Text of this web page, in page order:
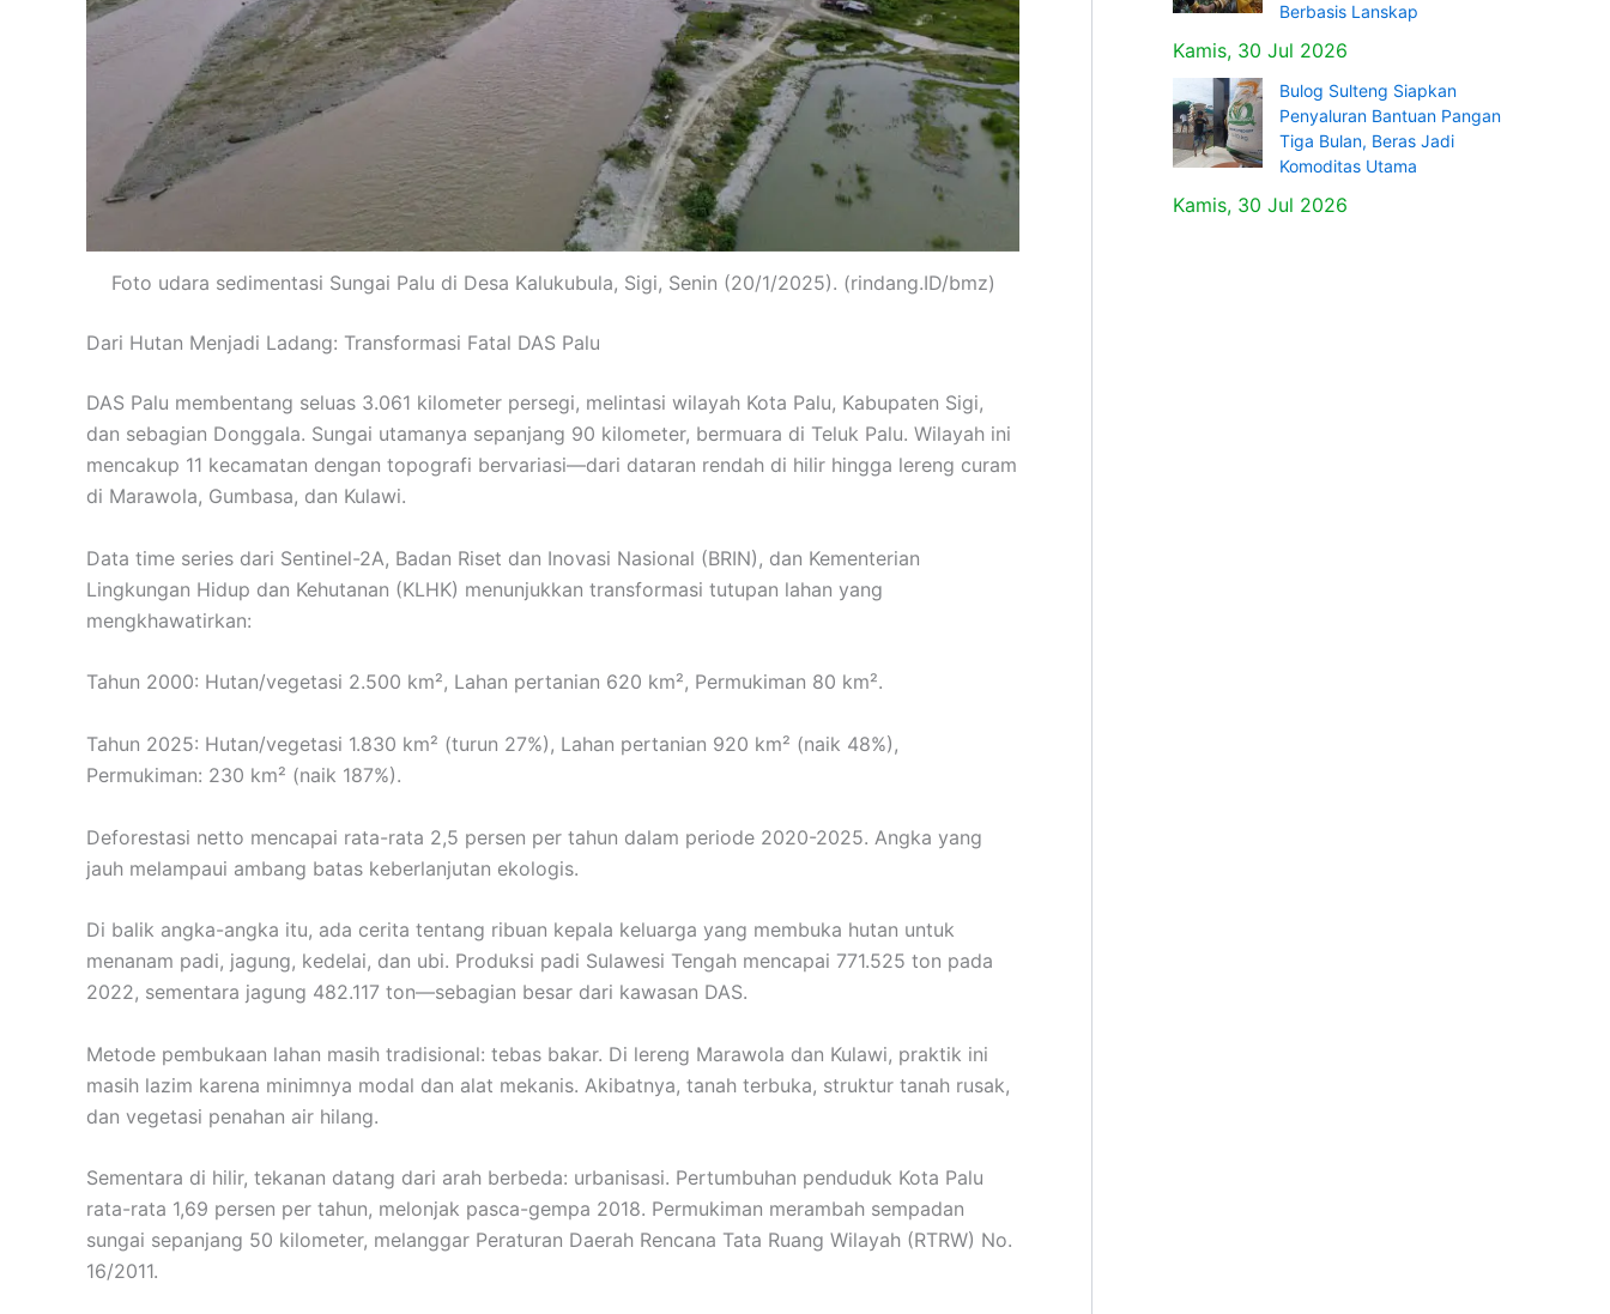
Foto udara sedimentasi Sungai Palu di Desa Kalukubula, Sigi, Senin (20/1/2025). (rindang.ID/bmz)
Dari Hutan Menjadi Ladang: Transformasi Fatal DAS Palu
DAS Palu membentang seluas 3.061 kilometer persegi, melintasi wilayah Kota Palu, Kabupaten Sigi,
dan sebagian Donggala. Sungai utamanya sepanjang 90 kilometer, bermuara di Teluk Palu. Wilayah ini
mencakup 11 kecamatan dengan topografi bervariasi—dari dataran rendah di hilir hingga lereng curam
di Marawola, Gumbasa, dan Kulawi.
Data time series dari Sentinel-2A, Badan Riset dan Inovasi Nasional (BRIN), dan Kementerian
Lingkungan Hidup dan Kehutanan (KLHK) menunjukkan transformasi tutupan lahan yang
mengkhawatirkan:
Tahun 2000: Hutan/vegetasi 2.500 km², Lahan pertanian 620 km², Permukiman 80 km².
Tahun 2025: Hutan/vegetasi 1.830 km² (turun 27%), Lahan pertanian 920 km² (naik 48%),
Permukiman: 230 km² (naik 187%).
Deforestasi netto mencapai rata-rata 2,5 persen per tahun dalam periode 2020-2025. Angka yang
jauh melampaui ambang batas keberlanjutan ekologis.
Di balik angka-angka itu, ada cerita tentang ribuan kepala keluarga yang membuka hutan untuk
menanam padi, jagung, kedelai, dan ubi. Produksi padi Sulawesi Tengah mencapai 771.525 ton pada
2022, sementara jagung 482.117 ton—sebagian besar dari kawasan DAS.
Metode pembukaan lahan masih tradisional: tebas bakar. Di lereng Marawola dan Kulawi, praktik ini
masih lazim karena minimnya modal dan alat mekanis. Akibatnya, tanah terbuka, struktur tanah rusak,
dan vegetasi penahan air hilang.
Sementara di hilir, tekanan datang dari arah berbeda: urbanisasi. Pertumbuhan penduduk Kota Palu
rata-rata 1,69 persen per tahun, melonjak pasca-gempa 2018. Permukiman merambah sempadan
sungai sepanjang 50 kilometer, melanggar Peraturan Daerah Rencana Tata Ruang Wilayah (RTRW) No.
16/2011.
Berbasis Lanskap
Kamis, 30 Jul 2026
Bulog Sulteng Siapkan
Penyaluran Bantuan Pangan
Tiga Bulan, Beras Jadi
Komoditas Utama
Kamis, 30 Jul 2026